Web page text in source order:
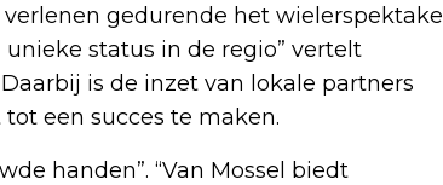
gedurende het wielerspektakel
status in de regio” vertelt
is de inzet van lokale partners
een succes te maken.
handen”. “Van Mossel biedt